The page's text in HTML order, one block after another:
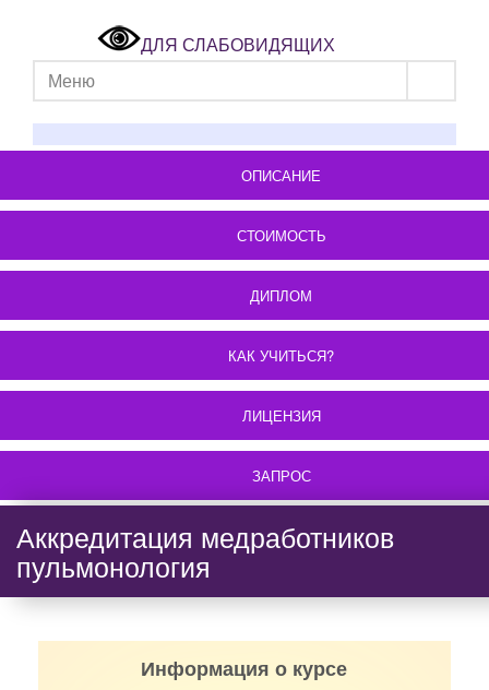
ДЛЯ СЛАБОВИДЯЩИХ
Меню
ОПИСАНИЕ
СТОИМОСТЬ
ДИПЛОМ
КАК УЧИТЬСЯ?
ЛИЦЕНЗИЯ
ЗАПРОС
Аккредитация медработников
пульмонология
Информация о курсе